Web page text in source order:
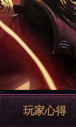
玩家心得